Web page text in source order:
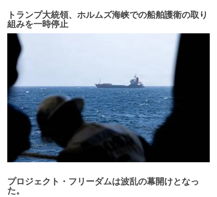
トランプ大統領、ホルムズ海峡での船舶護衛の取り
組みを一時停止
プロジェクト・フリーダムは波乱の幕開けとなっ
た。